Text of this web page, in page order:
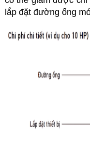
lắp đặt đường ống